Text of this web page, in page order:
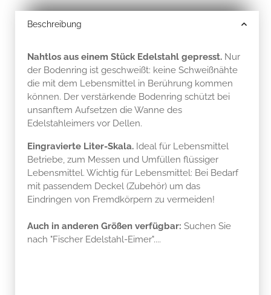
Beschreibung
Nahtlos aus einem Stück Edelstahl gepresst. Nur
der Bodenring ist geschweißt: keine Schweißnähte
die mit dem Lebensmittel in Berührung kommen
können. Der verstärkende Bodenring schützt bei
unsanftem Aufsetzen die Wanne des
Edelstahleimers vor Dellen.
Eingravierte Liter-Skala. Ideal für Lebensmittel
Betriebe, zum Messen und Umfüllen flüssiger
Lebensmittel. Wichtig für Lebensmittel: Bei Bedarf
mit passendem Deckel (Zubehör) um das
Eindringen von Fremdkörpern zu vermeiden!
Auch in anderen Größen verfügbar: Suchen Sie
nach "Fischer Edelstahl-Eimer"....